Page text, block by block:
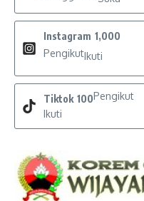
Instagram 1,000
PengikutIkuti
Tiktok 100Pengikut
Ikuti